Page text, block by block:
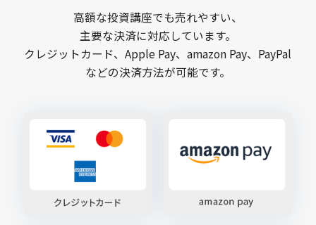
高額な投資講座でも売れやすい、
主要な決済に対応しています。
クレジットカード、Apple Pay、amazon Pay、PayPal
などの決済方法が可能です。